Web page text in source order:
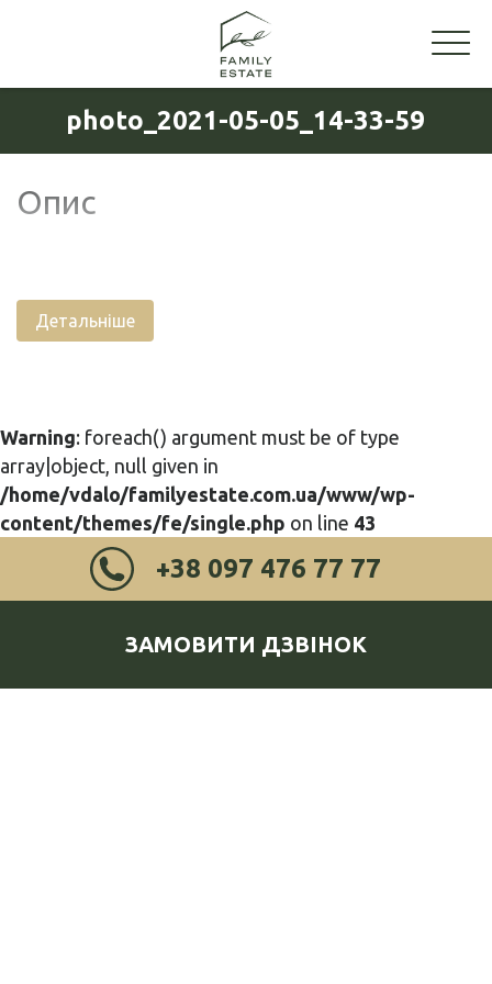
photo_2021-05-05_14-33-59
Опис
Детальніше
Warning: foreach() argument must be of type
array|object, null given in
/home/vdalo/familyestate.com.ua/www/wp-
content/themes/fe/single.php on line 43
+38 097 476 77 77
ЗАМОВИТИ ДЗВІНОК